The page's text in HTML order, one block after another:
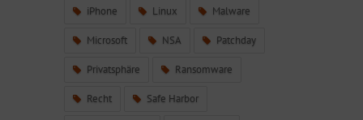
iPhone Linux Malware
Microsoft NSA Patchday
Privatsphäre Ransomware
Recht Safe Harbor